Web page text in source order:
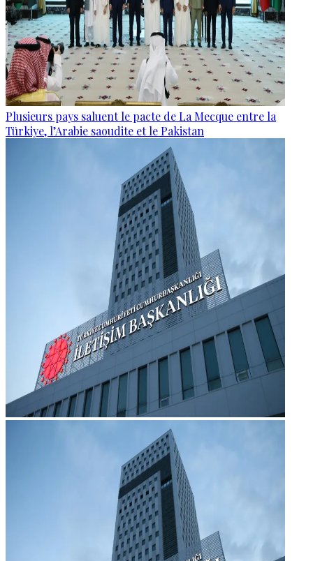
Plusieurs pays saluent le pacte de La Mecque entre la
Türkiye, l’Arabie saoudite et le Pakistan